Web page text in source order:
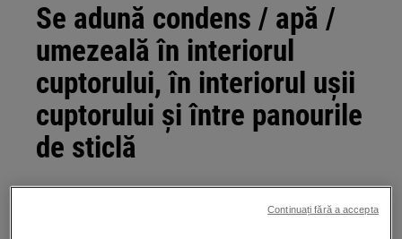
Se adună condens / apă /
umezeală în interiorul
cuptorului, în interiorul uşii
cuptorului și între panourile
de sticlă
Continuați fără a accepta